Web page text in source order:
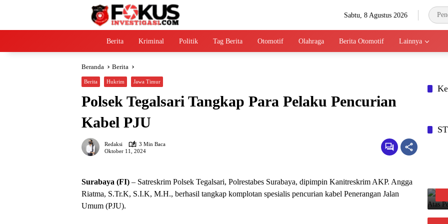
Sabtu, 8 Agustus 2026
HomeBerita Kriminal Politik Tag Berita Otomotif Olahraga Berita Otomotif Lainnya
Beranda Berita
Berita Hukrim Jawa Timur
Polsek Tegalsari Tangkap Para Pelaku Pencurian
Kabel PJU
Redaksi
3 Min Baca
Oktober 11, 2024
Surabaya (FI) – Satreskrim Polsek Tegalsari, Polrestabes Surabaya, dipimpin Kanitreskrim AKP. Angga
Riatma, S.Tr.K, S.I.K, M.H., berhasil tangkap komplotan spesialis pencurian kabel Penerangan Jalan
Umum (PJU).